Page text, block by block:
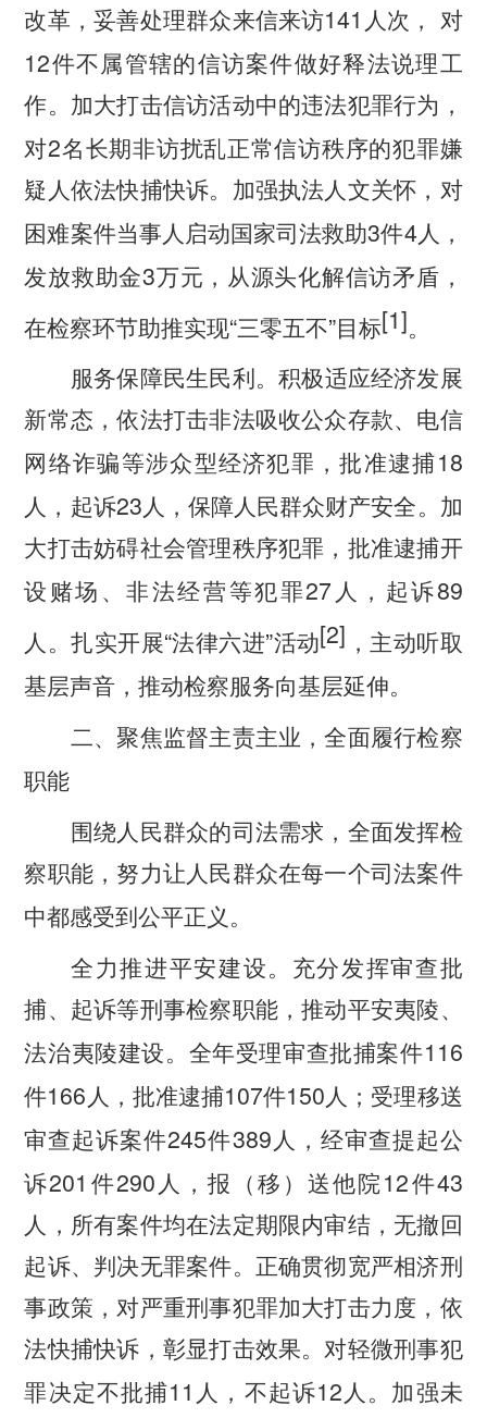
改革，妥善处理群众来信来访141 人次， 对
12件不属管辖的信访案件做好释法说理工
作。加大打击信访活动中的违法犯罪行为，
对2名长期非访扰乱正常信访秩序的犯罪嫌
疑人依法快捕快诉。加强执法人文关怀，对
困难案件当事人启动国家司法救助3件4 人，
发放救助金3万元，从源头化解信访矛盾，
在检察环节助推实现“三零五不”目标[1]。
服务保障民生民利。积极适应经济发展
新常态，依法打击非法吸收公众存款、电信
网络诈骗等涉众型经济犯罪，批准逮捕18
人，起诉23人，保障人民群众财产安全。加
大打击妨碍社会管理秩序犯罪，批准逮捕开
设赌场、非法经营等犯罪27 人，起诉89
人。扎实开展“法律六进”活动[2] ，主动听取
基层声音，推动检察服务向基层延伸。
二、聚焦监督主责主业，全面履行检察
职能
围绕人民群众的司法需求，全面发挥检
察职能，努力让人民群众在每一个司法案件
中都感受到公平正义。
全力推进平安建设。 充分发挥审查批
捕、起诉等刑事检察职能，推动平安夷陵、
法治夷陵建设。全年受理审查批捕案件116
件166 人，批准逮捕107件150人；受理移送
审查起诉案件245件389 人，经审查提起公
诉201 件290 人，报（移）送他院12件43
人，所有案件均在法定期限内审结，无撤回
起诉、判决无罪案件。正确贯彻宽严相济刑
事政策，对严重刑事犯罪加大打击力度，依
法快捕快诉，彰显打击效果。对轻微刑事犯
罪决定不批捕11 人，不起诉12 人。加强未